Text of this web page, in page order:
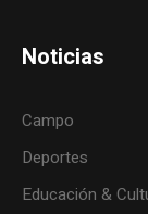
Noticias
Campo
Deportes
Educación &